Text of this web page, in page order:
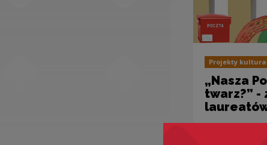
Projekty
„Nasza
twarz?” -